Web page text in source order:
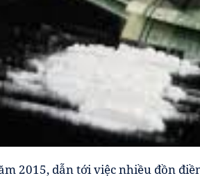
2015, dẫn tới việc nhiều đồn